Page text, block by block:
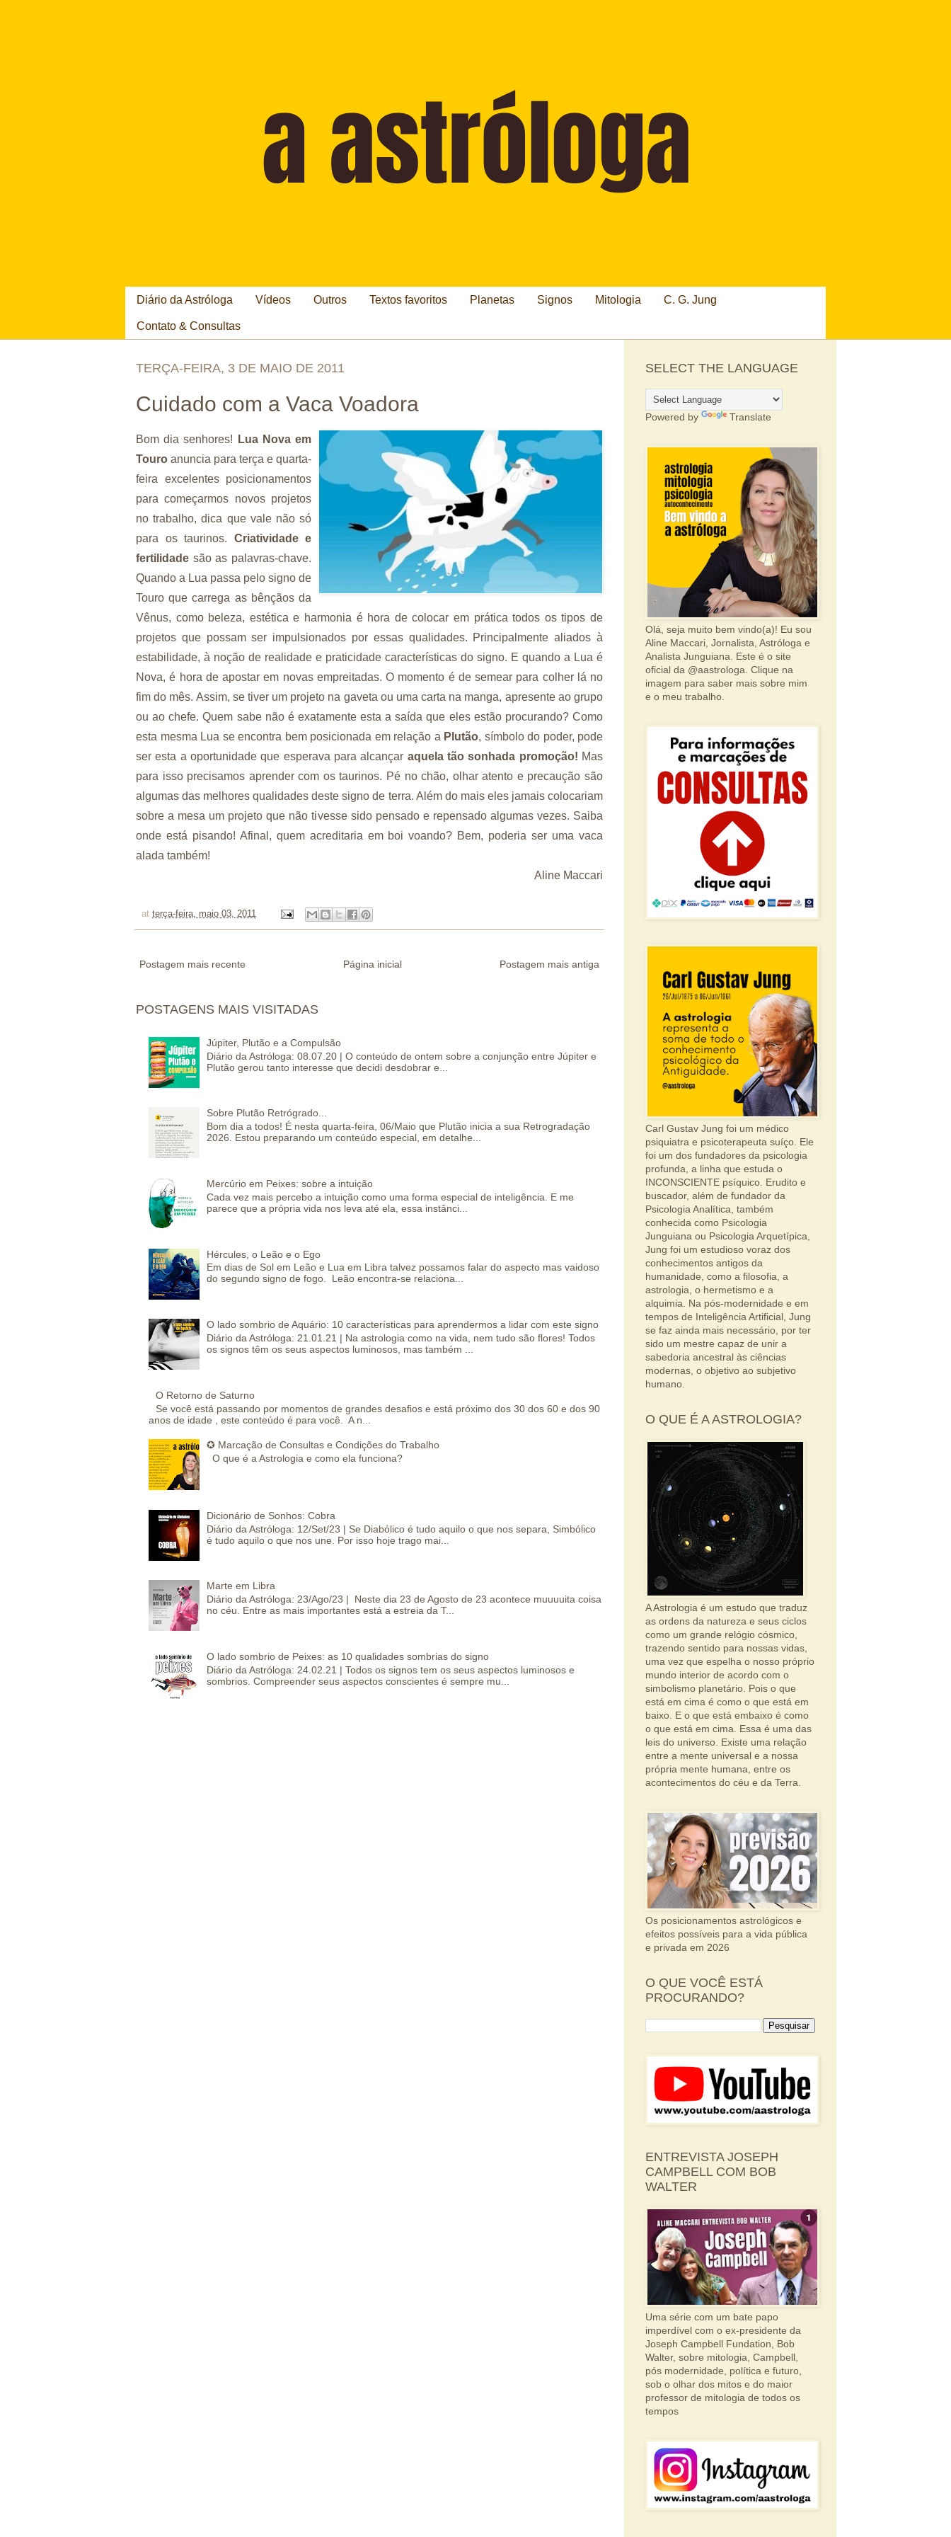
Diário da Astróloga Vídeos Outros Textos favoritos Planetas Signos Mitologia C. G. Jung
Contato & Consultas
TERÇA-FEIRA, 3 DE MAIO DE 2011
Cuidado com a Vaca Voadora
Bom dia senhores!
Lua Nova em
Touro anuncia para terça e quarta-
feira excelentes posicionamentos
para começarmos novos projetos
no trabalho, dica que vale não só
para os taurinos. Criatividade e
fertilidade são as palavras-chave.
Quando a Lua passa pelo signo de
Touro que carrega as bênçãos da
Vênus, como beleza, estética e harmonia é hora de colocar em prática todos os tipos de
projetos que possam ser impulsionados por essas qualidades. Principalmente aliados à
estabilidade, à noção de realidade e praticidade características do signo. E quando a Lua é
Nova, é hora de apostar em novas empreitadas. O momento é de semear para colher lá no
fim do mês. Assim, se tiver um projeto na gaveta ou uma carta na manga, apresente ao grupo
ou ao chefe. Quem sabe não é exatamente esta a saída que eles estão procurando? Como
esta mesma Lua se encontra bem posicionada em relação a Plutão, símbolo do poder, pode
ser esta a oportunidade que esperava para alcançar aquela tão sonhada promoção! Mas
para isso precisamos aprender com os taurinos. Pé no chão, olhar atento e precaução são
algumas das melhores qualidades deste signo de terra. Além do mais eles jamais colocariam
sobre a mesa um projeto que não tivesse sido pensado e repensado algumas vezes. Saiba
onde está pisando! Afinal, quem acreditaria em boi voando? Bem, poderia ser uma vaca
alada também!
Aline Maccari
at terça-feira, maio 03, 2011
Postagem mais recente Postagem mais antiga
Página inicial
POSTAGENS MAIS VISITADAS
Júpiter, Plutão e a Compulsão
Diário da Astróloga: 08.07.20 | O conteúdo de ontem sobre a conjunção entre Júpiter e
Plutão gerou tanto interesse que decidi desdobrar e...
Sobre Plutão Retrógrado...
Bom dia a todos! É nesta quarta-feira, 06/Maio que Plutão inicia a sua Retrogradação
2026. Estou preparando um conteúdo especial, em detalhe...
Mercúrio em Peixes: sobre a intuição
Cada vez mais percebo a intuição como uma forma especial de inteligência. E me
parece que a própria vida nos leva até ela, essa instânci...
Hércules, o Leão e o Ego
Em dias de Sol em Leão e Lua em Libra talvez possamos falar do aspecto mas vaidoso
do segundo signo de fogo. Leão encontra-se relaciona...
O lado sombrio de Aquário: 10 características para aprendermos a lidar com este signo
Diário da Astróloga: 21.01.21 | Na astrologia como na vida, nem tudo são flores! Todos
os signos têm os seus aspectos luminosos, mas também ...
O Retorno de Saturno
Se você está passando por momentos de grandes desafios e está próximo dos 30 dos 60 e dos 90
anos de idade , este conteúdo é para você. A n...
✪ Marcação de Consultas e Condições do Trabalho
O que é a Astrologia e como ela funciona?
Dicionário de Sonhos: Cobra
Diário da Astróloga: 12/Set/23 | Se Diabólico é tudo aquilo o que nos separa, Simbólico
é tudo aquilo o que nos une. Por isso hoje trago mai...
Marte em Libra
Diário da Astróloga: 23/Ago/23 | Neste dia 23 de Agosto de 23 acontece muuuuita coisa
no céu. Entre as mais importantes está a estreia da T...
O lado sombrio de Peixes: as 10 qualidades sombrias do signo
Diário da Astróloga: 24.02.21 | Todos os signos tem os seus aspectos luminosos e
sombrios. Compreender seus aspectos conscientes é sempre mu...
SELECT THE LANGUAGE
Powered by Translate
Olá, seja muito bem vindo(a)! Eu sou
Aline Maccari, Jornalista, Astróloga e
Analista Junguiana. Este é o site
oficial da @aastrologa. Clique na
imagem para saber mais sobre mim
e o meu trabalho.
Carl Gustav Jung foi um médico
psiquiatra e psicoterapeuta suíço. Ele
foi um dos fundadores da psicologia
profunda, a linha que estuda o
INCONSCIENTE psíquico. Erudito e
buscador, além de fundador da
Psicologia Analítica, também
conhecida como Psicologia
Junguiana ou Psicologia Arquetípica,
Jung foi um estudioso voraz dos
conhecimentos antigos da
humanidade, como a filosofia, a
astrologia, o hermetismo e a
alquimia. Na pós-modernidade e em
tempos de Inteligência Artificial, Jung
se faz ainda mais necessário, por ter
sido um mestre capaz de unir a
sabedoria ancestral às ciências
modernas, o objetivo ao subjetivo
humano.
O QUE É A ASTROLOGIA?
A Astrologia é um estudo que traduz
as ordens da natureza e seus ciclos
como um grande relógio cósmico,
trazendo sentido para nossas vidas,
uma vez que espelha o nosso próprio
mundo interior de acordo com o
simbolismo planetário. Pois o que
está em cima é como o que está em
baixo. E o que está embaixo é como
o que está em cima. Essa é uma das
leis do universo. Existe uma relação
entre a mente universal e a nossa
própria mente humana, entre os
acontecimentos do céu e da Terra.
Os posicionamentos astrológicos e
efeitos possíveis para a vida pública
e privada em 2026
O QUE VOCÊ ESTÁ
PROCURANDO?
ENTREVISTA JOSEPH
CAMPBELL COM BOB
WALTER
Uma série com um bate papo
imperdível com o ex-presidente da
Joseph Campbell Fundation, Bob
Walter, sobre mitologia, Campbell,
pós modernidade, política e futuro,
sob o olhar dos mitos e do maior
professor de mitologia de todos os
tempos